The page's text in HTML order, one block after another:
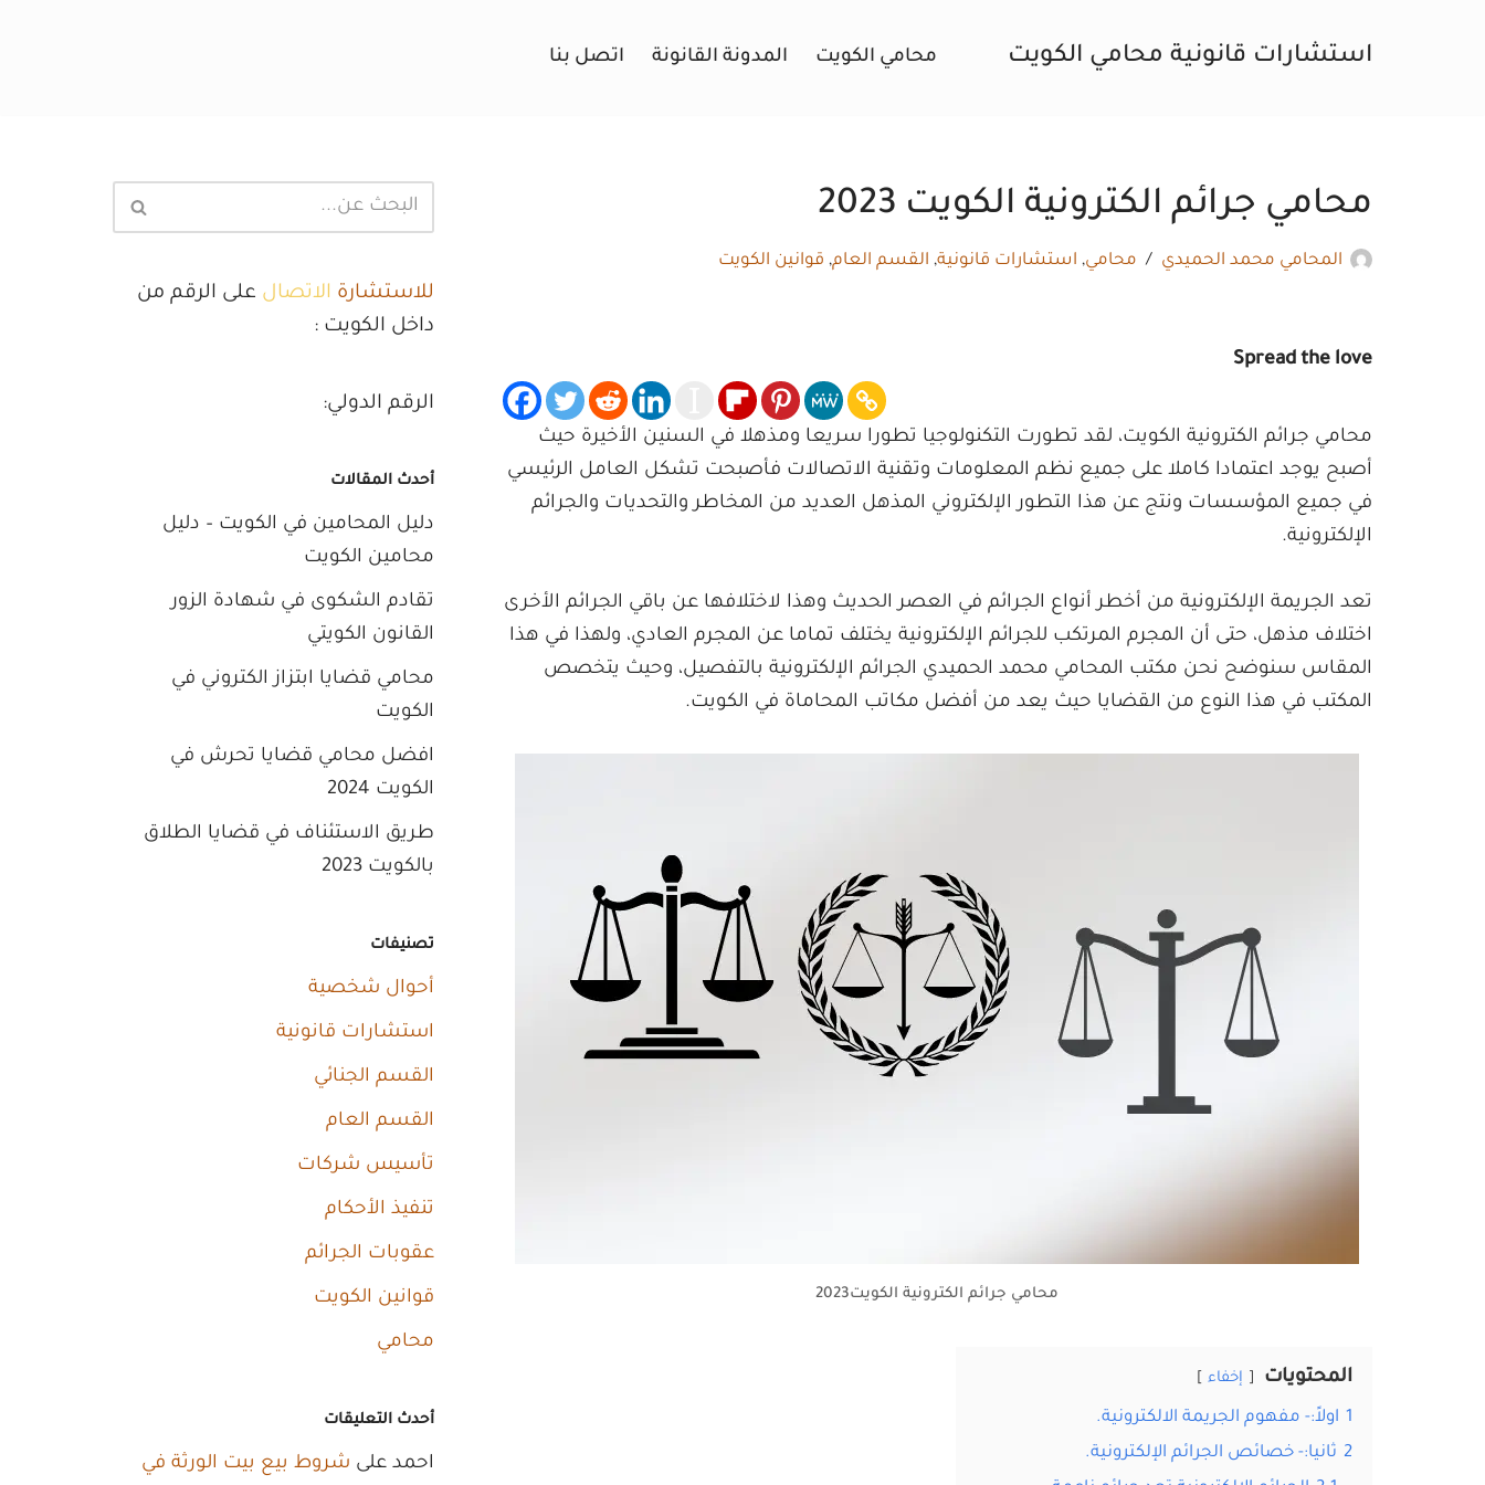
استشارات قانونية محامي الكويت محامي الكويت المدونة القانونة اتصل بنا
محامي جرائم الكترونية الكويت 2023
المحامي محمد الحميدي محامي, استشارات قانونية, القسم العام, قوانين الكويت
Spread the love
محامي جرائم الكترونية الكويت، لقد تطورت التكنولوجيا تطورا سريعا ومذهلا في السنين الأخيرة حيث
أصبح يوجد اعتمادا كاملا على جميع نظم المعلومات وتقنية الاتصالات فأصبحت تشكل العامل الرئيسي
في جميع المؤسسات ونتج عن هذا التطور الإلكتروني المذهل العديد من المخاطر والتحديات والجرائم
الإلكترونية.
تعد الجريمة الإلكترونية من أخطر أنواع الجرائم في العصر الحديث وهذا لاختلافها عن باقي الجرائم الأخرى
اختلاف مذهل، حتى أن المجرم المرتكب للجرائم الإلكترونية يختلف تماما عن المجرم العادي، ولهذا في هذا
المقاس سنوضح نحن مكتب المحامي محمد الحميدي الجرائم الإلكترونية بالتفصيل، وحيث يتخصص
المكتب في هذا النوع من القضايا حيث يعد من أفضل مكاتب المحاماة في الكويت.
محامي جرائم الكترونية الكويت2023
المحتويات إخفاء
1 اولاً:- مفهوم الجريمة الالكترونية.
2 ثانيا:- خصائص الجرائم الإلكترونية.
للاستشارة الاتصال على الرقم من
داخل الكويت :
الرقم الدولي:
أحدث المقالات
دليل المحامين في الكويت – دليل
محامين الكويت
تقادم الشكوى في شهادة الزور
القانون الكويتي
محامي قضايا ابتزاز الكتروني في
الكويت
افضل محامي قضايا تحرش في
الكويت 2024
طريق الاستئناف في قضايا الطلاق
بالكويت 2023
تصنيفات
أحوال شخصية
استشارات قانونية
القسم الجنائي
القسم العام
تأسيس شركات
تنفيذ الأحكام
عقوبات الجرائم
قوانين الكويت
محامي
أحدث التعليقات
احمد على شروط بيع بيت الورثة في